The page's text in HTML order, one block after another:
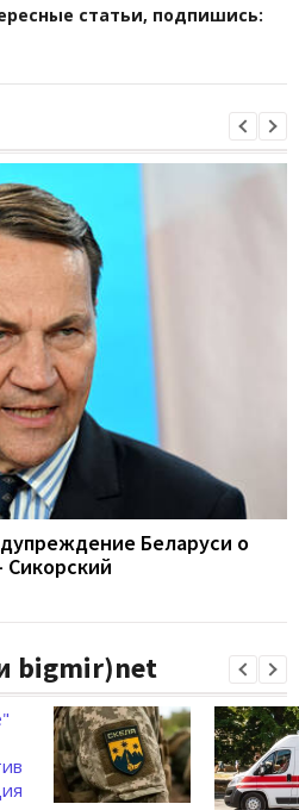
статьи, подпишись:
Беларуси о
bigmir)net